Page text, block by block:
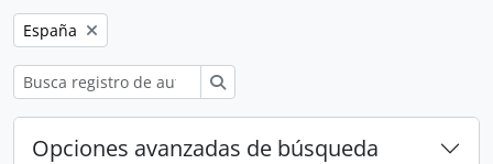
Remove filter:
España
Opciones avanzadas de búsqueda